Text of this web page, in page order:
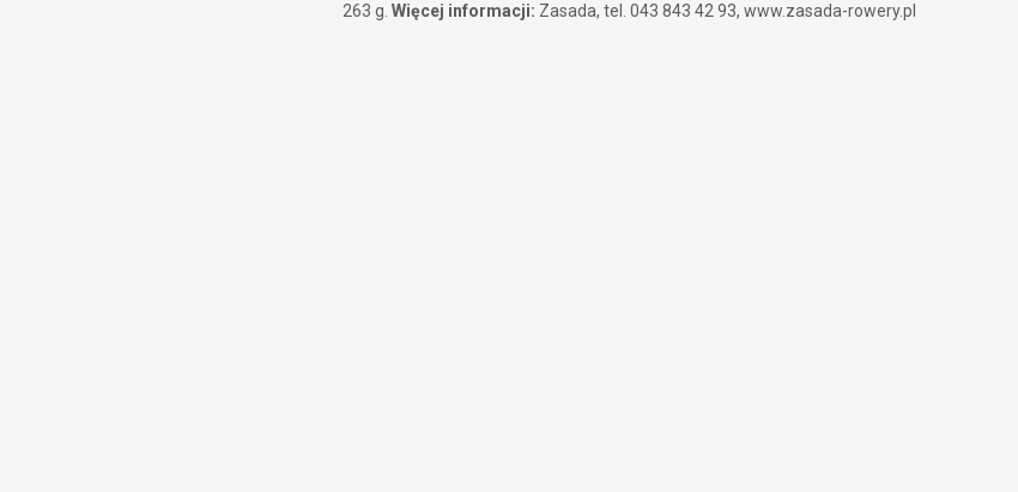
263 g.Więcej informacji: Zasada, tel. 043 843 42 93,www.zasada-rowery.pl